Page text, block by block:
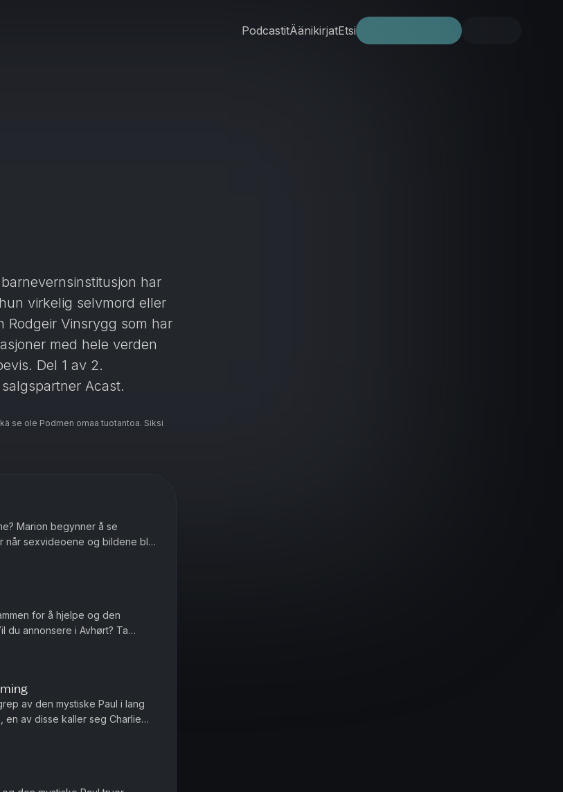
PodcastitÄänikirjatEtsi
har
virkelig selvmord eller
Rodgeir Vinsrygg som har
med hele verden
Del 1 av 2.
Acast.
podkasten. Stein Morten
se ole Podmen omaa tuotantoa. Siksi
Marion begynner å se
når sexvideoene og bildene blir
kontakt med v...
for å hjelpe og den
du annonsere i Avhørt? Ta
AS har reda...
av den mystiske Paul i lang
en av disse kaller seg Charlie